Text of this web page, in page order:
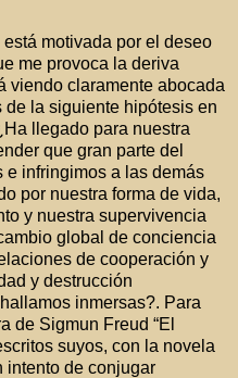
motivada por el deseo
me provoca la deriva
viendo claramente abocada
de la siguiente hipótesis en
llegado para nuestra
que gran parte del
e infringimos a las demás
por nuestra forma de vida,
y nuestra supervivencia
global de conciencia
de cooperación y
y destrucción
inmersas?. Para
de Sigmun Freud “El
suyos, con la novela
intento de conjugar